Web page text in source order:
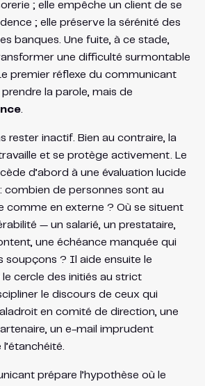
; elle empêche un client de se
; elle préserve la sérénité des
banques. Une fuite, à ce stade,
une difficulté surmontable
premier réflexe du communicant
la parole, mais de
.
rester inactif. Bien au contraire, la
et se protège activement. Le
d’abord à une évaluation lucide
combien de personnes sont au
comme en externe ? Où se situent
— un salarié, un prestataire,
une échéance manquée qui
soupçons ? Il aide ensuite le
cercle des initiés au strict
le discours de ceux qui
en comité de direction, une
un e-mail imprudent
prépare l’hypothèse où le